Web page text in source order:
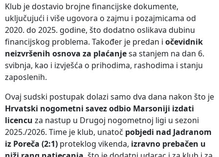
Klub je dostavio brojne financijske dokumente,
uključujući i više ugovora o zajmu i pozajmicama od
2020. do 2025. godine, što dodatno oslikava dubinu
financijskog problema. Također je predan i očevidnik
neizvršenih osnova za plaćanjesa stanjem na dan 6.
svibnja, kao i izvješća o prihodima, rashodima i stanju
zaposlenih.
Ovaj sudski postupak dolazi samo dva dana nakon što je
Hrvatski nogometni savez odbio Marsoniji izdati
licencu za nastup u Drugoj nogometnoj ligi u sezoni
2025./2026. Time je klub, unatoč pobjedi nad Jadranom
iz Poreča (2:1) proteklog vikenda, izravno prebačen u